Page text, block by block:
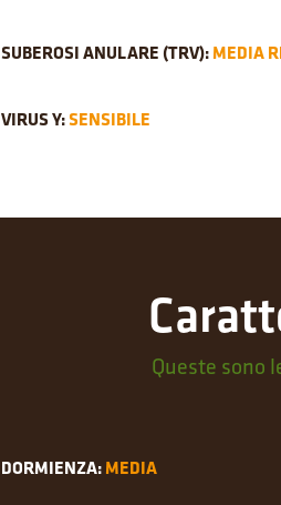
SUBEROSI ANULARE (TRV):MEDIA
VIRUS Y:SENSIBILE
Queste sono
DORMIENZA:MEDIA